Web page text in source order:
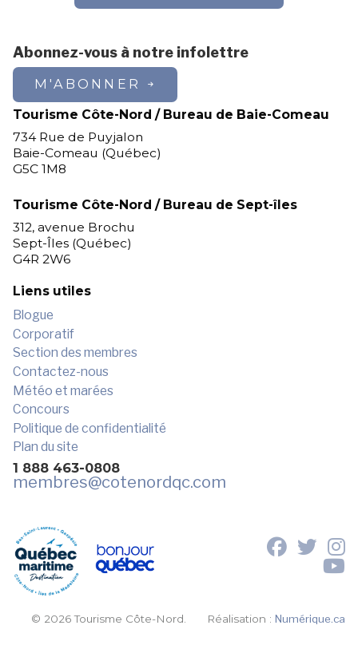
Abonnez-vous à notre infolettre
M'ABONNER
Tourisme Côte-Nord / Bureau de Baie-Comeau
734 Rue de Puyjalon
Baie-Comeau (Québec)
G5C 1M8
Tourisme Côte-Nord / Bureau de Sept-îles
312, avenue Brochu
Sept-Îles (Québec)
G4R 2W6
Liens utiles
Blogue
Corporatif
Section des membres
Contactez-nous
Météo et marées
Concours
Politique de confidentialité
Plan du site
1 888 463-0808
membres@cotenordqc.com
© 2026 Tourisme Côte-Nord. Réalisation :Numérique.ca